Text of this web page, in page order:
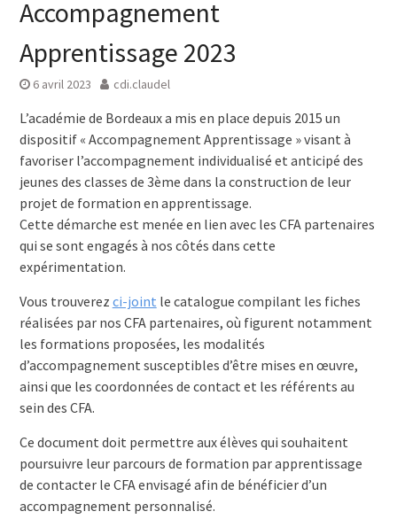
Accompagnement
Apprentissage 2023
6 avril 2023 cdi.claudel
L’académie de Bordeaux a mis en place depuis 2015 un
dispositif « Accompagnement Apprentissage » visant à
favoriser l’accompagnement individualisé et anticipé des
jeunes des classes de 3ème dans la construction de leur
projet de formation en apprentissage.
Cette démarche est menée en lien avec les CFA partenaires
qui se sont engagés à nos côtés dans cette
expérimentation.
Vous trouverez ci-joint le catalogue compilant les fiches
réalisées par nos CFA partenaires, où figurent notamment
les formations proposées, les modalités
d’accompagnement susceptibles d’être mises en œuvre,
ainsi que les coordonnées de contact et les référents au
sein des CFA.
Ce document doit permettre aux élèves qui souhaitent
poursuivre leur parcours de formation par apprentissage
de contacter le CFA envisagé afin de bénéficier d’un
accompagnement personnalisé.